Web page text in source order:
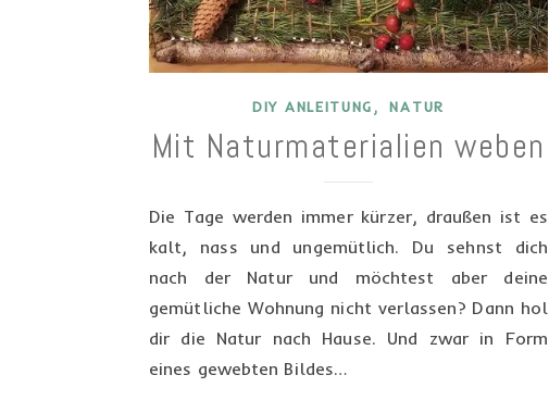
DIY ANLEITUNG ,NATUR
Mit Naturmaterialien weben
Die Tage werden immer kürzer, draußen ist es
kalt, nass und ungemütlich. Du sehnst dich
nach der Natur und möchtest aber deine
gemütliche Wohnung nicht verlassen? Dann hol
dir die Natur nach Hause. Und zwar in Form
eines gewebten Bildes…